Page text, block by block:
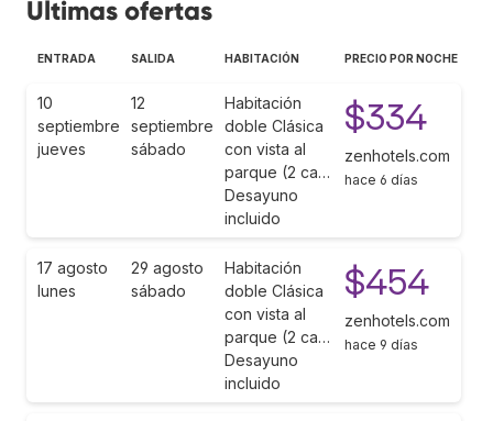
Últimas ofertas
ENTRADA SALIDA HABITACIÓN PRECIO POR NOCHE
10
septiembre
jueves
12
septiembre
sábado
Habitación
doble Clásica
con vista al
parque (2 ca…
Desayuno
incluido
$334
zenhotels.com
hace 6 días
17 agosto
lunes
29 agosto
sábado
Habitación
doble Clásica
con vista al
parque (2 ca…
Desayuno
incluido
$454
zenhotels.com
hace 9 días